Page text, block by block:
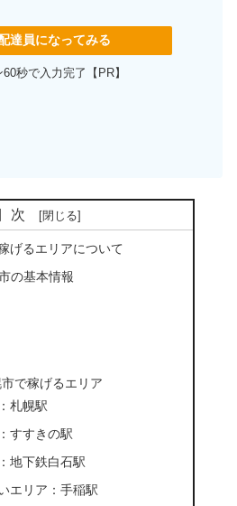
達員になってみる
秒で入力完了【PR】
次
げるエリアについて
の基本情報
で稼げるエリア
札幌駅
すすきの駅
地下鉄白石駅
エリア：手稲駅